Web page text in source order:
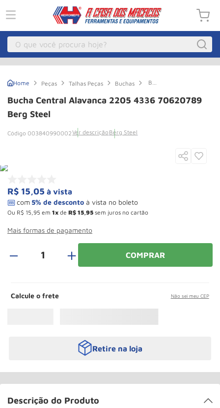
O que você procura hoje?
Peças Talhas Peças Buchas
Bucha
Alavanca
2205
Bucha Central Alavanca 2205 4336 70620789
Berg Steel
003840990002Ver descrição Berg Steel
R$ 15,05 à vista
Ou R$ 15 95 em 1 de R$ 15 95 sem juros no cartão
Mais formas de pagamento
＋ COMPRAR
Calcule o frete Não sei meu CEP
Retire na loja
Descrição do Produto
Guincho Eletrico
3 º Macaco Hidraulico
8 Rodizio
9º Talha
10 º